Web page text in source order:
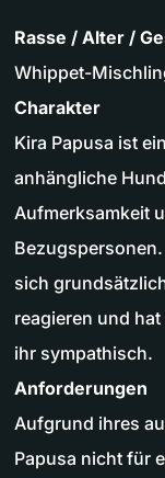
Rasse / Alter /
Whippet-
Charakter
Kira Papusa ist
anhängliche
Aufmerksamkeit
sich
reagieren und
ihr sympathisch.
Anforderungen
Aufgrund ihres
Papusa nicht für